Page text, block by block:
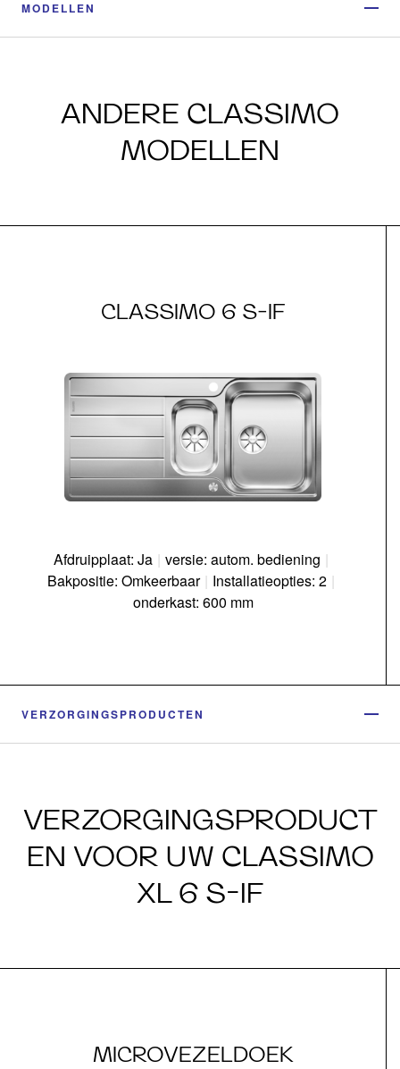
MODELLEN
ANDERE CLASSIMO
MODELLEN
CLASSIMO 6 S-IF
Afdruipplaat: Ja | versie: autom. bediening |
Bakpositie: Omkeerbaar | Installatieopties: 2 |
onderkast: 600 mm
VERZORGINGSPRODUCTEN
VERZORGINGSPRODUCT
EN VOOR UW CLASSIMO
XL 6 S-IF
MICROVEZELDOEK